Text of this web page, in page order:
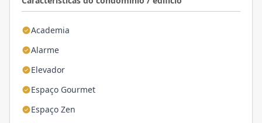
Academia
Alarme
Elevador
Espaço Gourmet
Espaço Zen